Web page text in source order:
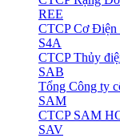
REE
CTCP Cơ Điện
S4A
CTCP Thủy
SAB
Tổng Công ty
SAM
CTCP SAM
SAV